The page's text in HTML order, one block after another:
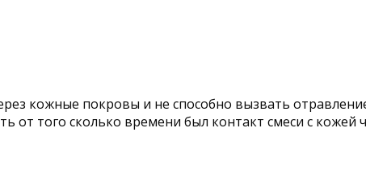
кожные покровы и не способно вызвать
от того сколько времени был контакт смеси с кожей